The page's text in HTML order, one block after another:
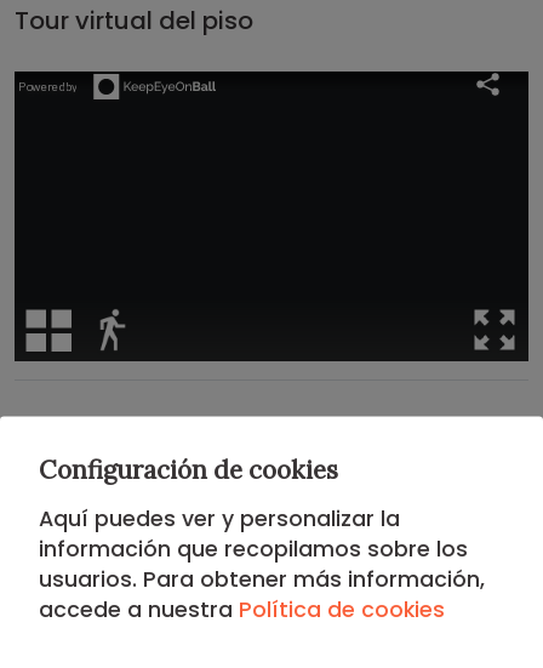
Tour virtual del piso
Situado en el epicentro del poder económico, el
Distrito de Chamartínes la base de operaciones
Configuración de cookies
Aquí puedes ver y personalizar la
información que recopilamos sobre los
usuarios. Para obtener más información,
accede a nuestra Política de cookies